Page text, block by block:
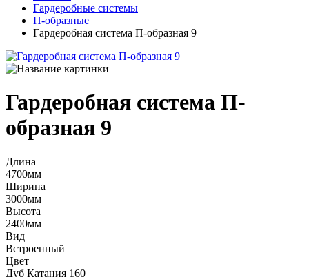
Гардеробные системы
П-образные
Гардеробная система П-образная 9
Гардеробная система П-
образная 9
Длина
4700мм
Ширина
3000мм
Высота
2400мм
Вид
Встроенный
Цвет
Дуб Катания 160